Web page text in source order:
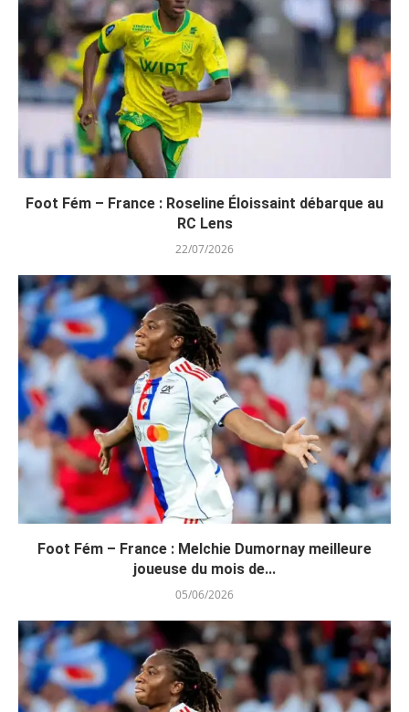
Foot Fém – France : Roseline Éloissaint débarque au
RC Lens
22/07/2026
Foot Fém – France : Melchie Dumornay meilleure
joueuse du mois de...
05/06/2026